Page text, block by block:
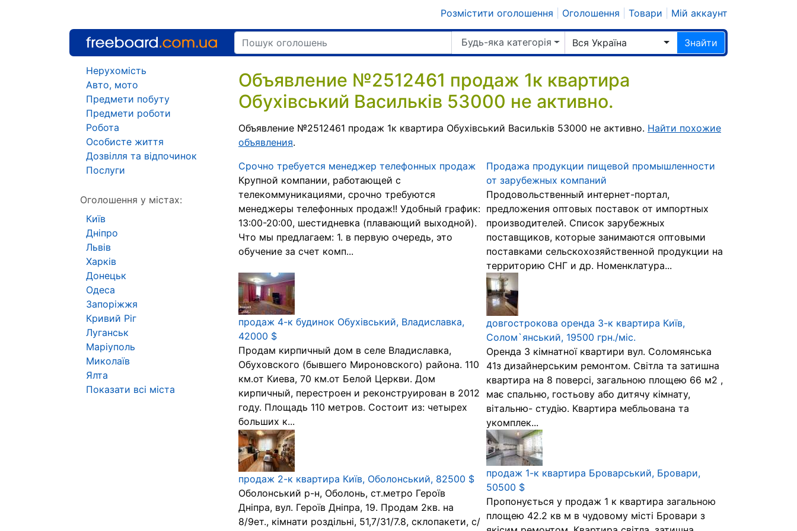
Розмістити оголошення Оголошення Товари Мій аккаунт
Будь-яка категорія Вся Україна Знайти
Объявление №2512461 продаж 1к квартира
Обухівський Васильків 53000 не активно.
Объявление №2512461 продаж 1к квартира Обухівський Васильків 53000 не активно. Найти похожие
объявления.
Срочно требуется менеджер телефонных продаж
Крупной компании, работающей с
телекоммуникациями, срочно требуются
менеджеры телефонных продаж!! Удобный график:
13:00-20:00, шестидневка (плавающий выходной).
Что мы предлагаем: 1. в первую очередь, это
обучение за счет комп...
Продажа продукции пищевой промышленности
от зарубежных компаний
Продовольственный интернет-портал,
предложения оптовых поставок от импортных
производителей. Список зарубежных
поставщиков, которые занимаются оптовыми
поставками сельскохозяйственной продукции на
территорию СНГ и др. Номенклатура...
продаж 4-к будинок Обухівський, Владиславка,
42000 $
Продам кирпичный дом в селе Владиславка,
Обуховского (бывшего Мироновского) района. 110
км.от Киева, 70 км.от Белой Церкви. Дом
кирпичный, перестроен и реконструирован в 2012
году. Площадь 110 метров. Состоит из: четырех
больших к...
довгострокова оренда 3-к квартира Київ,
Солом`янський, 19500 грн./міс.
Оренда 3 кімнатної квартири вул. Соломянська
41з дизайнерським ремонтом. Світла та затишна
квартира на 8 поверсі, загальною площею 66 м2 ,
має спальню, гостьову або дитячу кімнату,
вітальню- студію. Квартира мебльована та
укомплек...
продаж 2-к квартира Київ, Оболонський, 82500 $
Оболонський р-н, Оболонь, ст.метро Героїв
Дніпра, вул. Героїв Дніпра, 19. Продам 2кв. на
8/9ет., кімнати роздільні, 51,7/31/7.8, склопакети, с/
продаж 1-к квартира Броварський, Бровари,
50500 $
Пропонується у продаж 1 к квартира загальною
площею 42.2 кв м в чудовому місті Бровари з
Нерухомість
Авто, мото
Предмети побуту
Предмети роботи
Робота
Особисте життя
Дозвілля та відпочинок
Послуги
Оголошення у містах:
Київ
Дніпро
Львів
Харків
Донецьк
Одеса
Запоріжжя
Кривий Ріг
Луганськ
Маріуполь
Миколаїв
Ялта
Показати всі міста